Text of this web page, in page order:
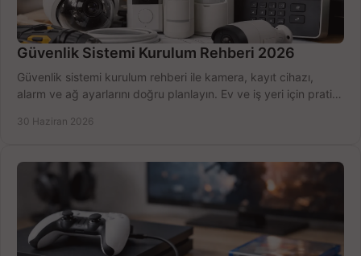
Güvenlik Sistemi Kurulum Rehberi 2026
Güvenlik sistemi kurulum rehberi ile kamera, kayıt cihazı,
alarm ve ağ ayarlarını doğru planlayın. Ev ve iş yeri için pratik
30 Haziran 2026